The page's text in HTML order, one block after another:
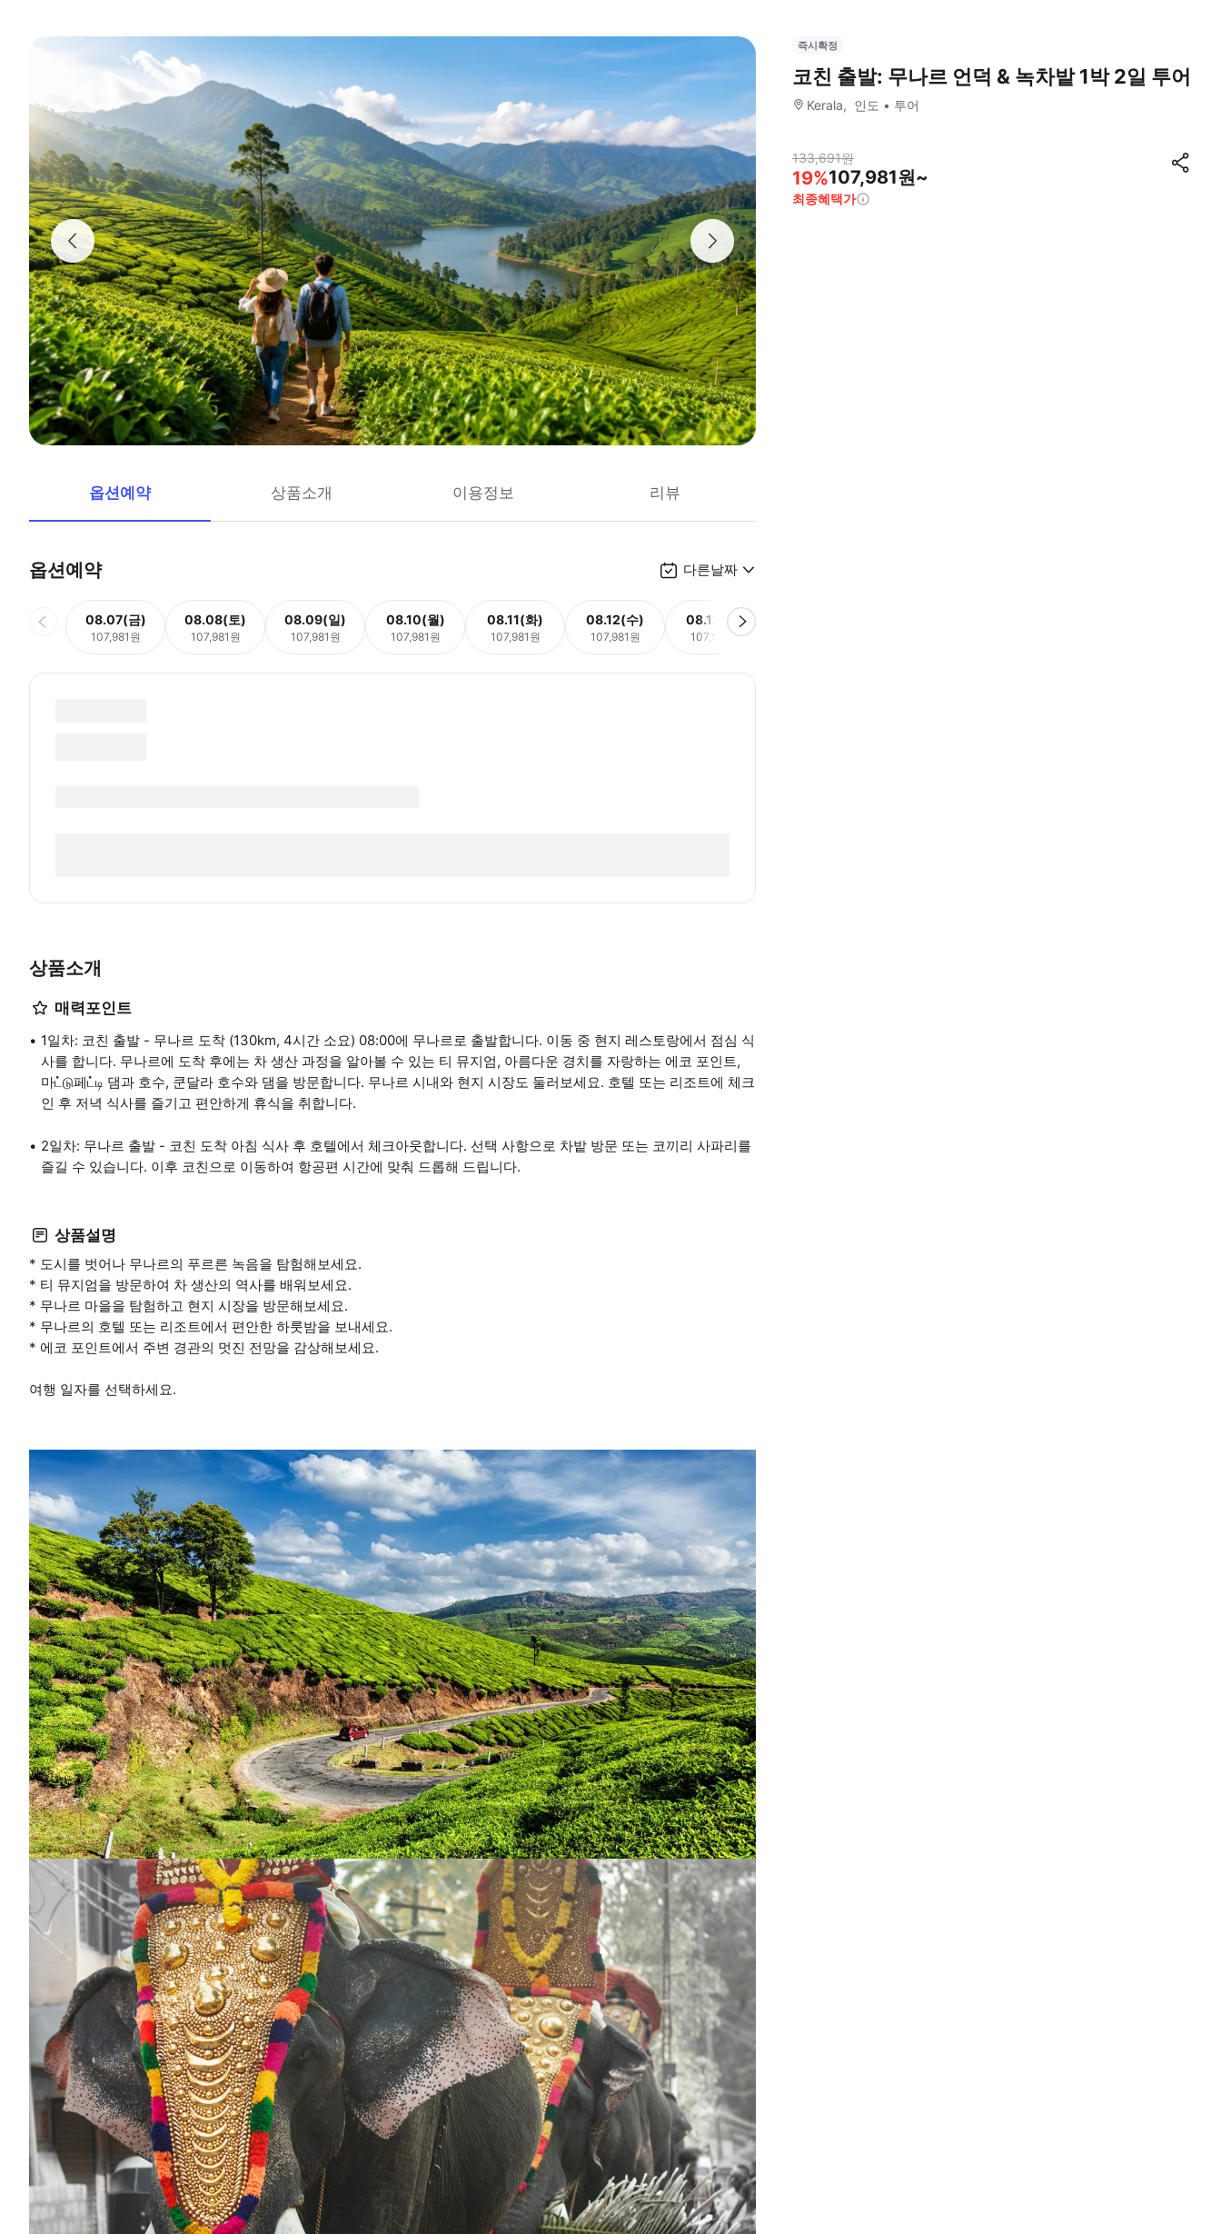
옵션예약 상품소개 이용정보 리뷰
옵션예약 다른날짜
08.07(금)
107,981원
08.08(토)
107,981원
08.09(일)
107,981원
08.10(월)
107,981원
08.11(화)
107,981원
08.12(수)
107,981원
08.13(목)
107,981원
상품소개
매력포인트
1일차: 코친 출발 - 무나르 도착 (130km, 4시간 소요) 08:00에 무나르로 출발합니다. 이동 중 현지 레스토랑에서 점심 식
사를 합니다. 무나르에 도착 후에는 차 생산 과정을 알아볼 수 있는 티 뮤지엄, 아름다운 경치를 자랑하는 에코 포인트,
마ட்டு페ட்டி 댐과 호수, 쿤달라 호수와 댐을 방문합니다. 무나르 시내와 현지 시장도 둘러보세요. 호텔 또는 리조트에 체크
인 후 저녁 식사를 즐기고 편안하게 휴식을 취합니다.
2일차: 무나르 출발 - 코친 도착 아침 식사 후 호텔에서 체크아웃합니다. 선택 사항으로 차밭 방문 또는 코끼리 사파리를
즐길 수 있습니다. 이후 코친으로 이동하여 항공편 시간에 맞춰 드롭해 드립니다.
상품설명
* 도시를 벗어나 무나르의 푸르른 녹음을 탐험해보세요.
* 티 뮤지엄을 방문하여 차 생산의 역사를 배워보세요.
* 무나르 마을을 탐험하고 현지 시장을 방문해보세요.
* 무나르의 호텔 또는 리조트에서 편안한 하룻밤을 보내세요.
* 에코 포인트에서 주변 경관의 멋진 전망을 감상해보세요.
여행 일자를 선택하세요.
즉시확정
코친 출발: 무나르 언덕 & 녹차밭 1박 2일 투어
Kerala 인도 투어
133,691원
19%107,981원~
최종혜택가